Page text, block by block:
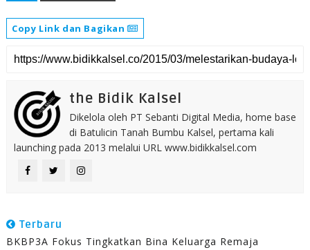
Copy Link dan Bagikan
the Bidik Kalsel
Dikelola oleh PT Sebanti Digital Media, home base
di Batulicin Tanah Bumbu Kalsel, pertama kali
launching pada 2013 melalui URL www.bidikkalsel.com
Terbaru
BKBP3A Fokus ‪‬Tingkatkan Bina Keluarga Remaja